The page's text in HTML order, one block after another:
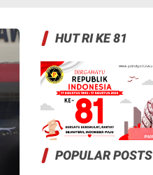
HUT RI KE 81
POPULAR POSTS